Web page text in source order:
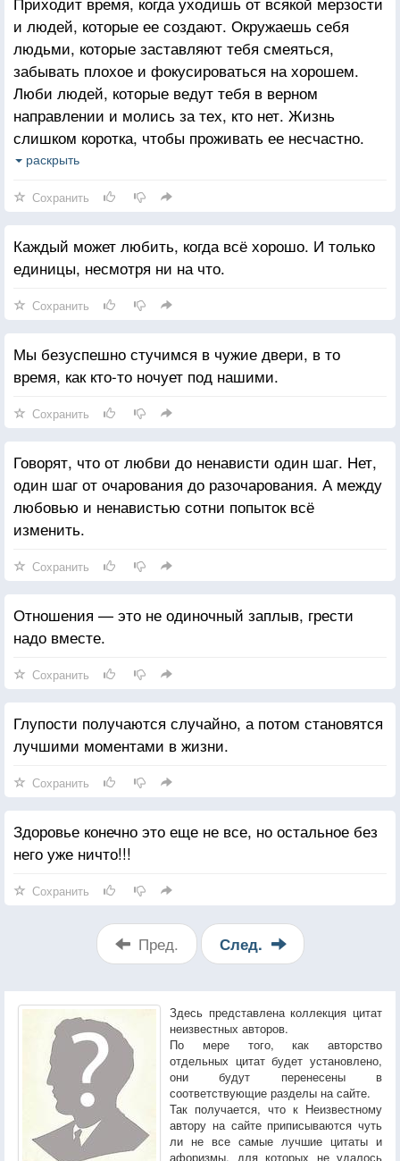
и людей, которые ее создают. Окружаешь себя
людьми, которые заставляют тебя смеяться,
забывать плохое и фокусироваться на хорошем.
Люби людей, которые ведут тебя в верном
направлении и молись за тех, кто нет. Жизнь
слишком коротка, чтобы проживать ее несчастно.
Падение - это часть жизни, но восстание - сама
раскрыть
Сохранить
Каждый может любить, когда всё хорошо. И только
единицы, несмотря ни на что.
Сохранить
Мы безуспешно стучимся в чужие двери, в то
время, как кто-то ночует под нашими.
Сохранить
Говорят, что от любви до ненависти один шаг. Нет,
один шаг от очарования до разочарования. А между
любовью и ненавистью сотни попыток всё
изменить.
Сохранить
Отношения — это не одиночный заплыв, грести
надо вместе.
Сохранить
Глупости получаются случайно, а потом становятся
лучшими моментами в жизни.
Сохранить
Здоровье конечно это еще не все, но остальное без
него уже ничто!!!
Сохранить
Пред. След.
Здесь представлена коллекция цитат
неизвестных авторов.
По мере того, как авторство
отдельных цитат будет установлено,
они будут перенесены в
соответствующие разделы на сайте.
Так получается, что к Неизвестному
автору на сайте приписываются чуть
ли не все самые лучшие цитаты и
афоризмы, для которых не удалось